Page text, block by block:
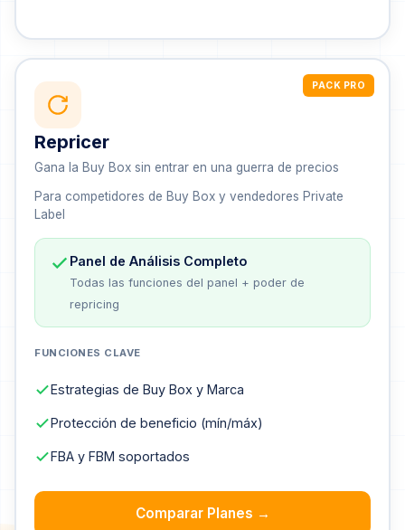
PACK PRO
Repricer
Gana la Buy Box sin entrar en una guerra de precios
Para competidores de Buy Box y vendedores Private
Label
Panel de Análisis Completo
Todas las funciones del panel + poder de
repricing
FUNCIONES CLAVE
Estrategias de Buy Box y Marca
Protección de beneficio (mín/máx)
FBA y FBM soportados
Comparar Planes →